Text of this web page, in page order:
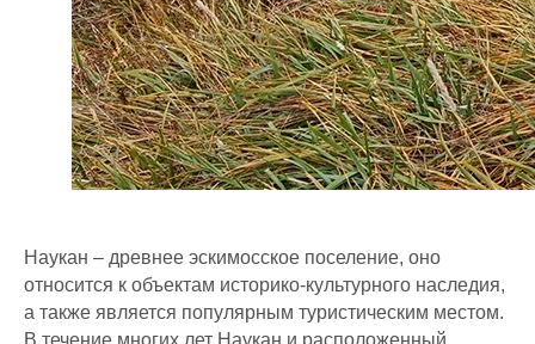
Наукан – древнее эскимосское поселение, оно
относится к объектам историко-культурного наследия,
а также является популярным туристическим местом.
В течение многих лет Наукан и расположенный